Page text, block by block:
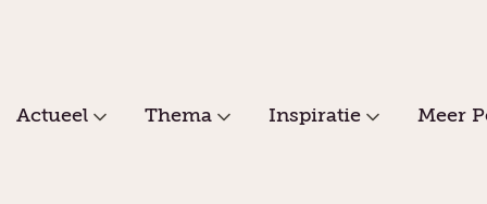
Actueel Thema Inspiratie Meer